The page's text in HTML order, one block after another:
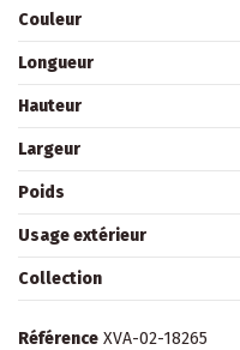
Couleur
Longueur
Hauteur
Largeur
Poids
Usage extérieur
Collection
Référence XVA-02-18265